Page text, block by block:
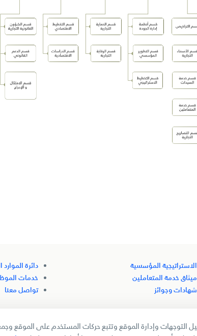
الاستراتيجية المؤسسية
ميثاق خدمة المتعاملين
شهادات وجوائز
دائرة الموارد
خدمات
تواصل معنا
وإدارة الموقع وتتبع حركات المستخدم على الموقع